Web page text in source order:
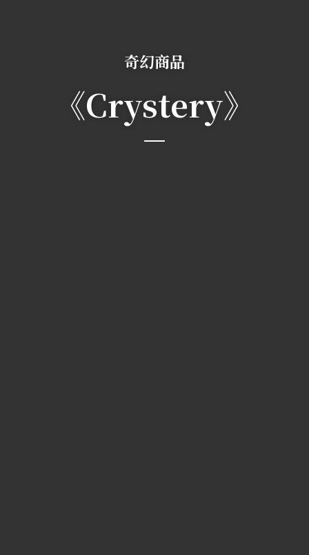
奇幻商品
《Crystery》